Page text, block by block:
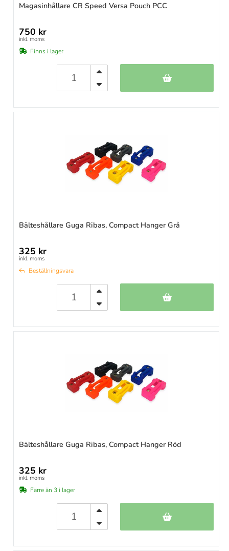
Magasinhållare CR Speed Versa Pouch PCC
750 kr
inkl. moms
Finns i lager
Bälteshållare Guga Ribas, Compact Hanger Grå
325 kr
inkl. moms
Beställningsvara
Bälteshållare Guga Ribas, Compact Hanger Röd
325 kr
inkl. moms
Färre än 3 i lager